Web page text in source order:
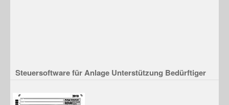
Steuersoftware für Anlage Unterstützung Bedürftiger